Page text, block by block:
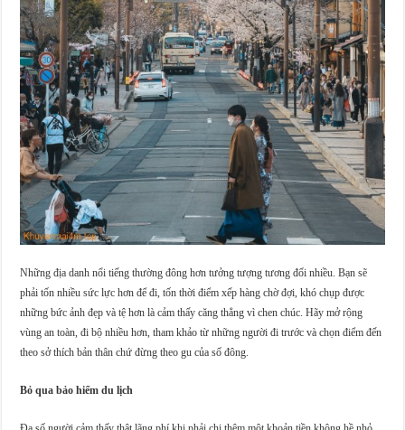
Những địa danh nổi tiếng thường đông hơn tưởng tượng tương đối nhiều. Bạn sẽ
phải tốn nhiều sức lực hơn để đi, tốn thời điểm xếp hàng chờ đợi, khó chụp được
những bức ảnh đẹp và tệ hơn là cảm thấy căng thẳng vì chen chúc. Hãy mở rộng
vùng an toàn, đi bộ nhiều hơn, tham khảo từ những người đi trước và chọn điểm đến
theo sở thích bản thân chứ đừng theo gu của số đông.
Bỏ qua bảo hiểm du lịch